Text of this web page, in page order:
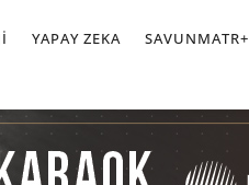
YAPAY ZEKA SAVUNMATR+